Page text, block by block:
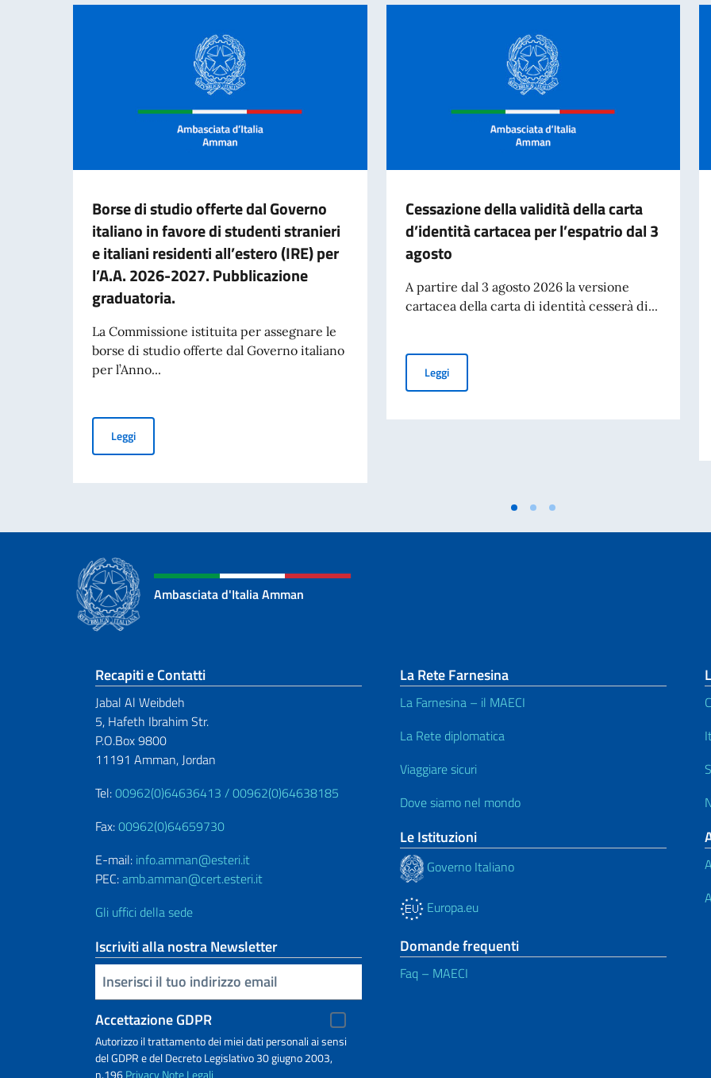
Borse di studio offerte dal Governo
italiano in favore di studenti stranieri
e italiani residenti all’estero (IRE) per
l’A.A. 2026-2027. Pubblicazione
graduatoria.
La Commissione istituita per assegnare le
borse di studio offerte dal Governo italiano
per l’Anno...
LeggiBorse di studio offerte dal Governo italiano in favore di studenti stranieri e italiani residenti all’estero (IRE) per l’A.A.
Cessazione della validità della carta
d’identità cartacea per l’espatrio dal 3
agosto
A partire dal 3 agosto 2026 la versione
cartacea della carta di identità cesserà di...
LeggiCessazione della validità della carta d’identità cartacea
Ambasciata d'Italia Amman
Sezione footer
Recapiti e Contatti
Jabal Al Weibdeh
5, Hafeth Ibrahim Str.
P.O.Box 9800
11191 Amman, Jordan
Tel:00962(0)64636413 /00962(0)64638185
Fax:00962(0)64659730
E-mail: info.amman@esteri.it
PEC:amb.amman@cert.esteri.it
Gli uffici della sede
Iscriviti alla nostra Newsletter
Inserisci la tua email
Accettazione GDPR
Autorizzo il trattamento dei miei dati personali ai sensi
del GDPR e del Decreto Legislativo 30 giugno 2003,
n.196PrivacyNote Legali
La Rete Farnesina
La Farnesina – il MAECI
La Rete diplomatica
Viaggiare sicuri
Dove siamo nel mondo
Le Istituzioni
Governo Italiano
Europa.eu
Domande frequenti
Faq – MAECI